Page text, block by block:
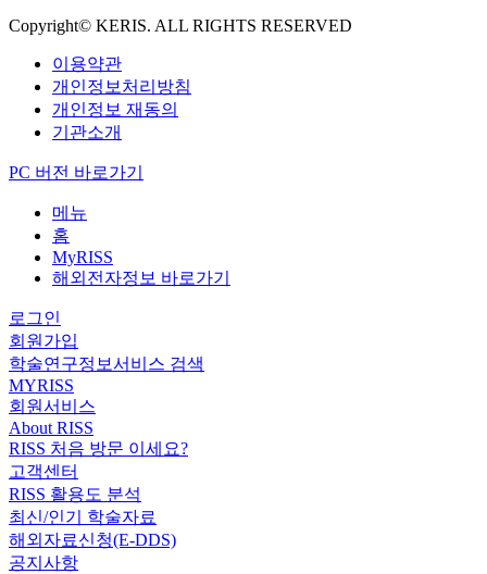
Copyright© KERIS. ALL RIGHTS RESERVED
이용약관
개인정보처리방침
개인정보 재동의
기관소개
PC 버전 바로가기
메뉴
홈
MyRISS
해외전자정보 바로가기
로그인
회원가입
학술연구정보서비스 검색
MYRISS
회원서비스
About RISS
RISS 처음 방문 이세요?
고객센터
RISS 활용도 분석
최신/인기 학술자료
해외자료신청(E-DDS)
공지사항